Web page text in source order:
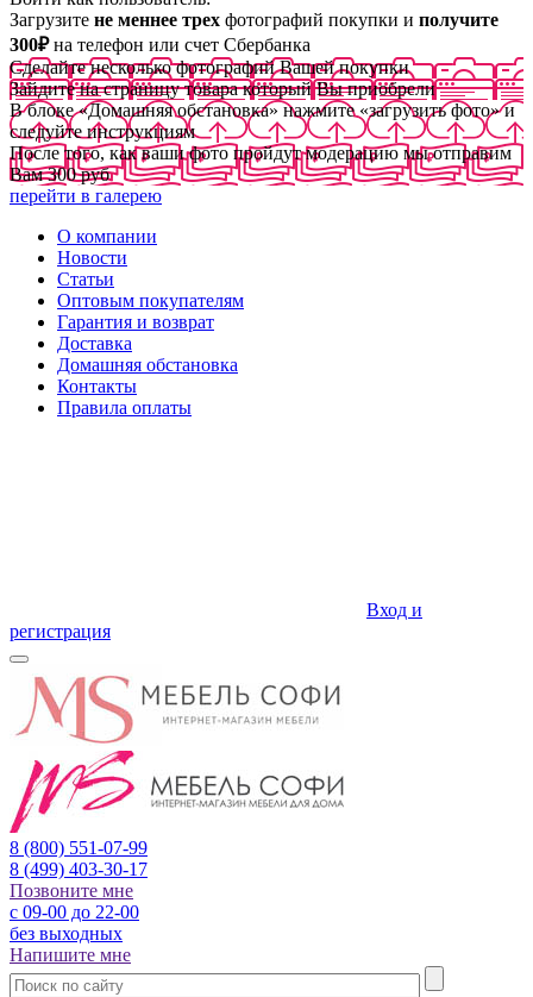
Загрузите не меннее трех фотографий покупки и получите
300₽на телефон или счет Сбербанка
Сделайте несколько фотографий Вашей покупки
Зайдите на страницу товара который Вы приобрели
В блоке «Домашняя обстановка» нажмите «загрузить фото» и
следуйте инструкциям
После того, как ваши фото пройдут модерацию мы отправим
Вам 300 руб
перейти в галерею
О компании
Новости
Статьи
Оптовым покупателям
Гарантия и возврат
Доставка
Домашняя обстановка
Контакты
Правила оплаты
Вход и
регистрация
8 (800) 551-07-99
8 (499) 403-30-17
Позвоните мне
с 09-00 до 22-00
без выходных
Напишите мне